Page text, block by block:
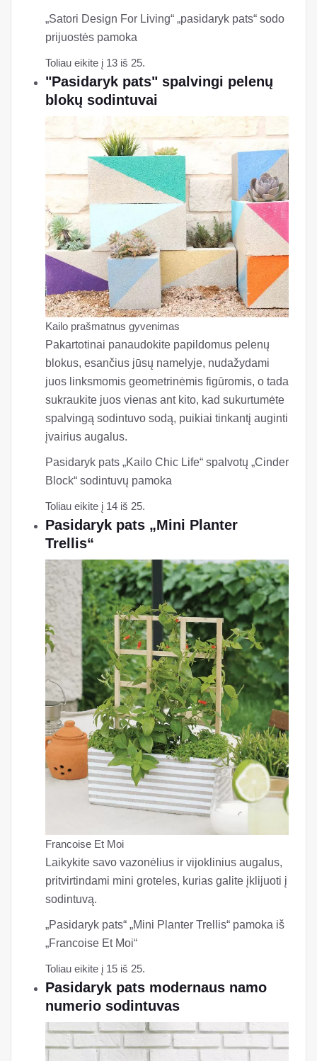
„Satori Design For Living“ „pasidaryk pats“ sodo
prijuostės pamoka
Toliau eikite į 13 iš 25.
"Pasidaryk pats" spalvingi pelenų
blokų sodintuvai
Kailo prašmatnus gyvenimas
Pakartotinai panaudokite papildomus pelenų
blokus, esančius jūsų namelyje, nudažydami
juos linksmomis geometrinėmis figūromis, o tada
sukraukite juos vienas ant kito, kad sukurtumėte
spalvingą sodintuvo sodą, puikiai tinkantį auginti
įvairius augalus.
Pasidaryk pats „Kailo Chic Life“ spalvotų „Cinder
Block“ sodintuvų pamoka
Toliau eikite į 14 iš 25.
Pasidaryk pats „Mini Planter
Trellis“
Francoise Et Moi
Laikykite savo vazonėlius ir vijoklinius augalus,
pritvirtindami mini groteles, kurias galite įklijuoti į
sodintuvą.
„Pasidaryk pats“ „Mini Planter Trellis“ pamoka iš
„Francoise Et Moi“
Toliau eikite į 15 iš 25.
Pasidaryk pats modernaus namo
numerio sodintuvas